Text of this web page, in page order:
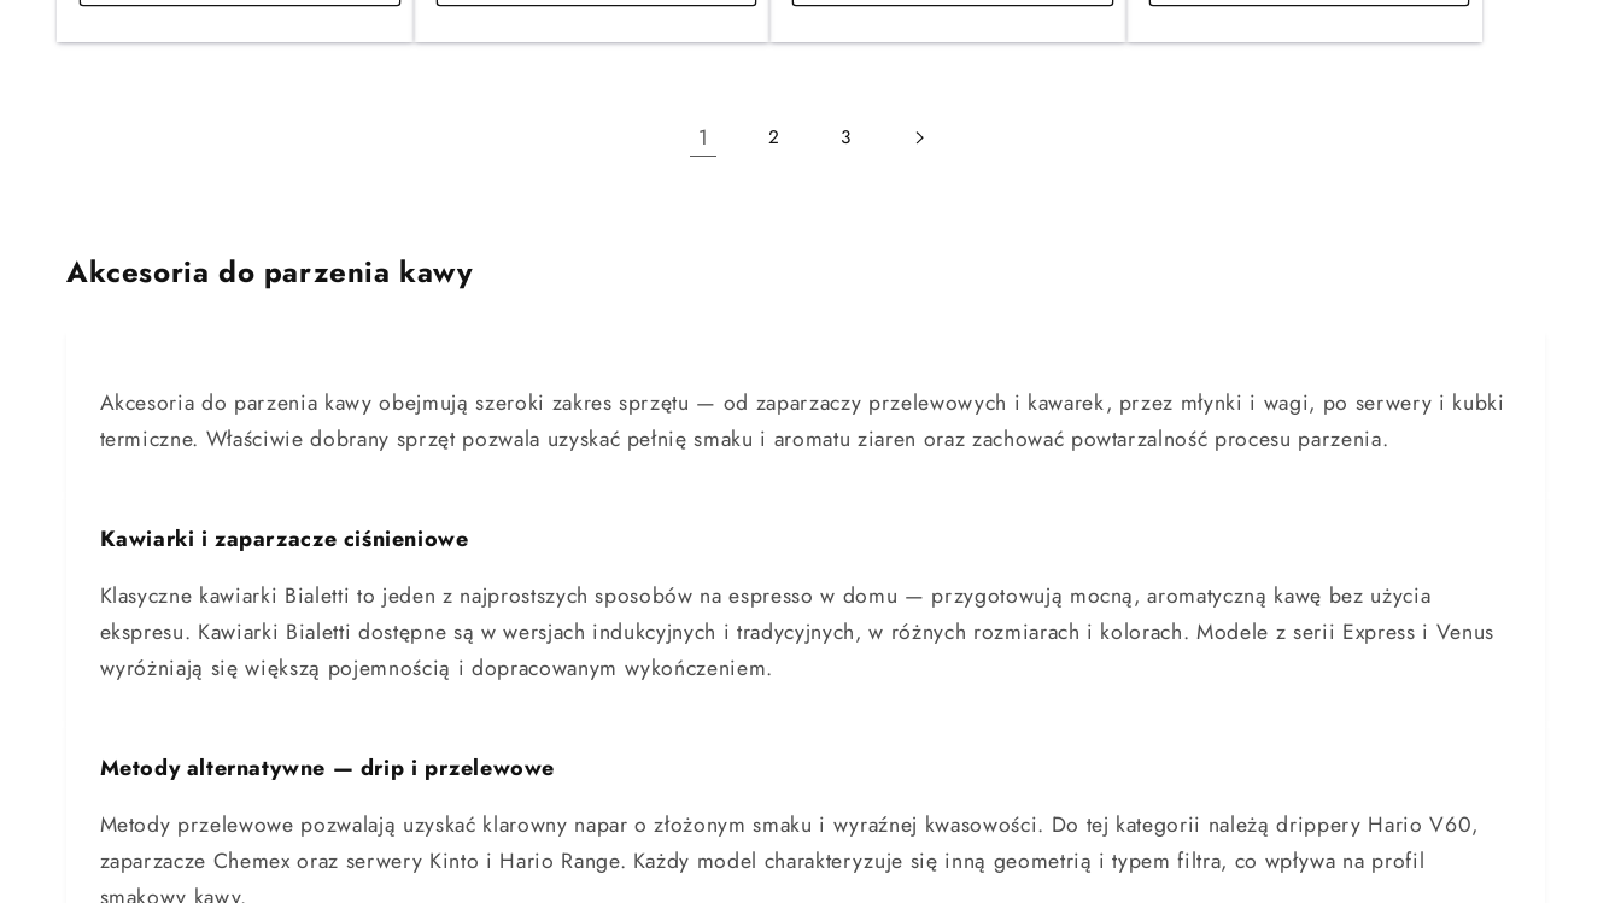
1 2 3
Akcesoria do parzenia kawy
Akcesoria do parzenia kawy obejmują szeroki zakres sprzętu — od zaparzaczy przelewowych i kawarek, przez młynki i wagi, po serwery i kubki
termiczne. Właściwie dobrany sprzęt pozwala uzyskać pełnię smaku i aromatu ziaren oraz zachować powtarzalność procesu parzenia.
Kawiarki i zaparzacze ciśnieniowe
Klasyczne kawiarki Bialetti to jeden z najprostszych sposobów na espresso w domu — przygotowują mocną, aromatyczną kawę bez użycia
ekspresu. Kawiarki Bialetti dostępne są w wersjach indukcyjnych i tradycyjnych, w różnych rozmiarach i kolorach. Modele z serii Express i Venus
wyróżniają się większą pojemnością i dopracowanym wykończeniem.
Metody alternatywne — drip i przelewowe
Metody przelewowe pozwalają uzyskać klarowny napar o złożonym smaku i wyraźnej kwasowości. Do tej kategorii należą drippery Hario V60,
zaparzacze Chemex oraz serwery Kinto i Hario Range. Każdy model charakteryzuje się inną geometrią i typem filtra, co wpływa na profil
smakowy kawy.